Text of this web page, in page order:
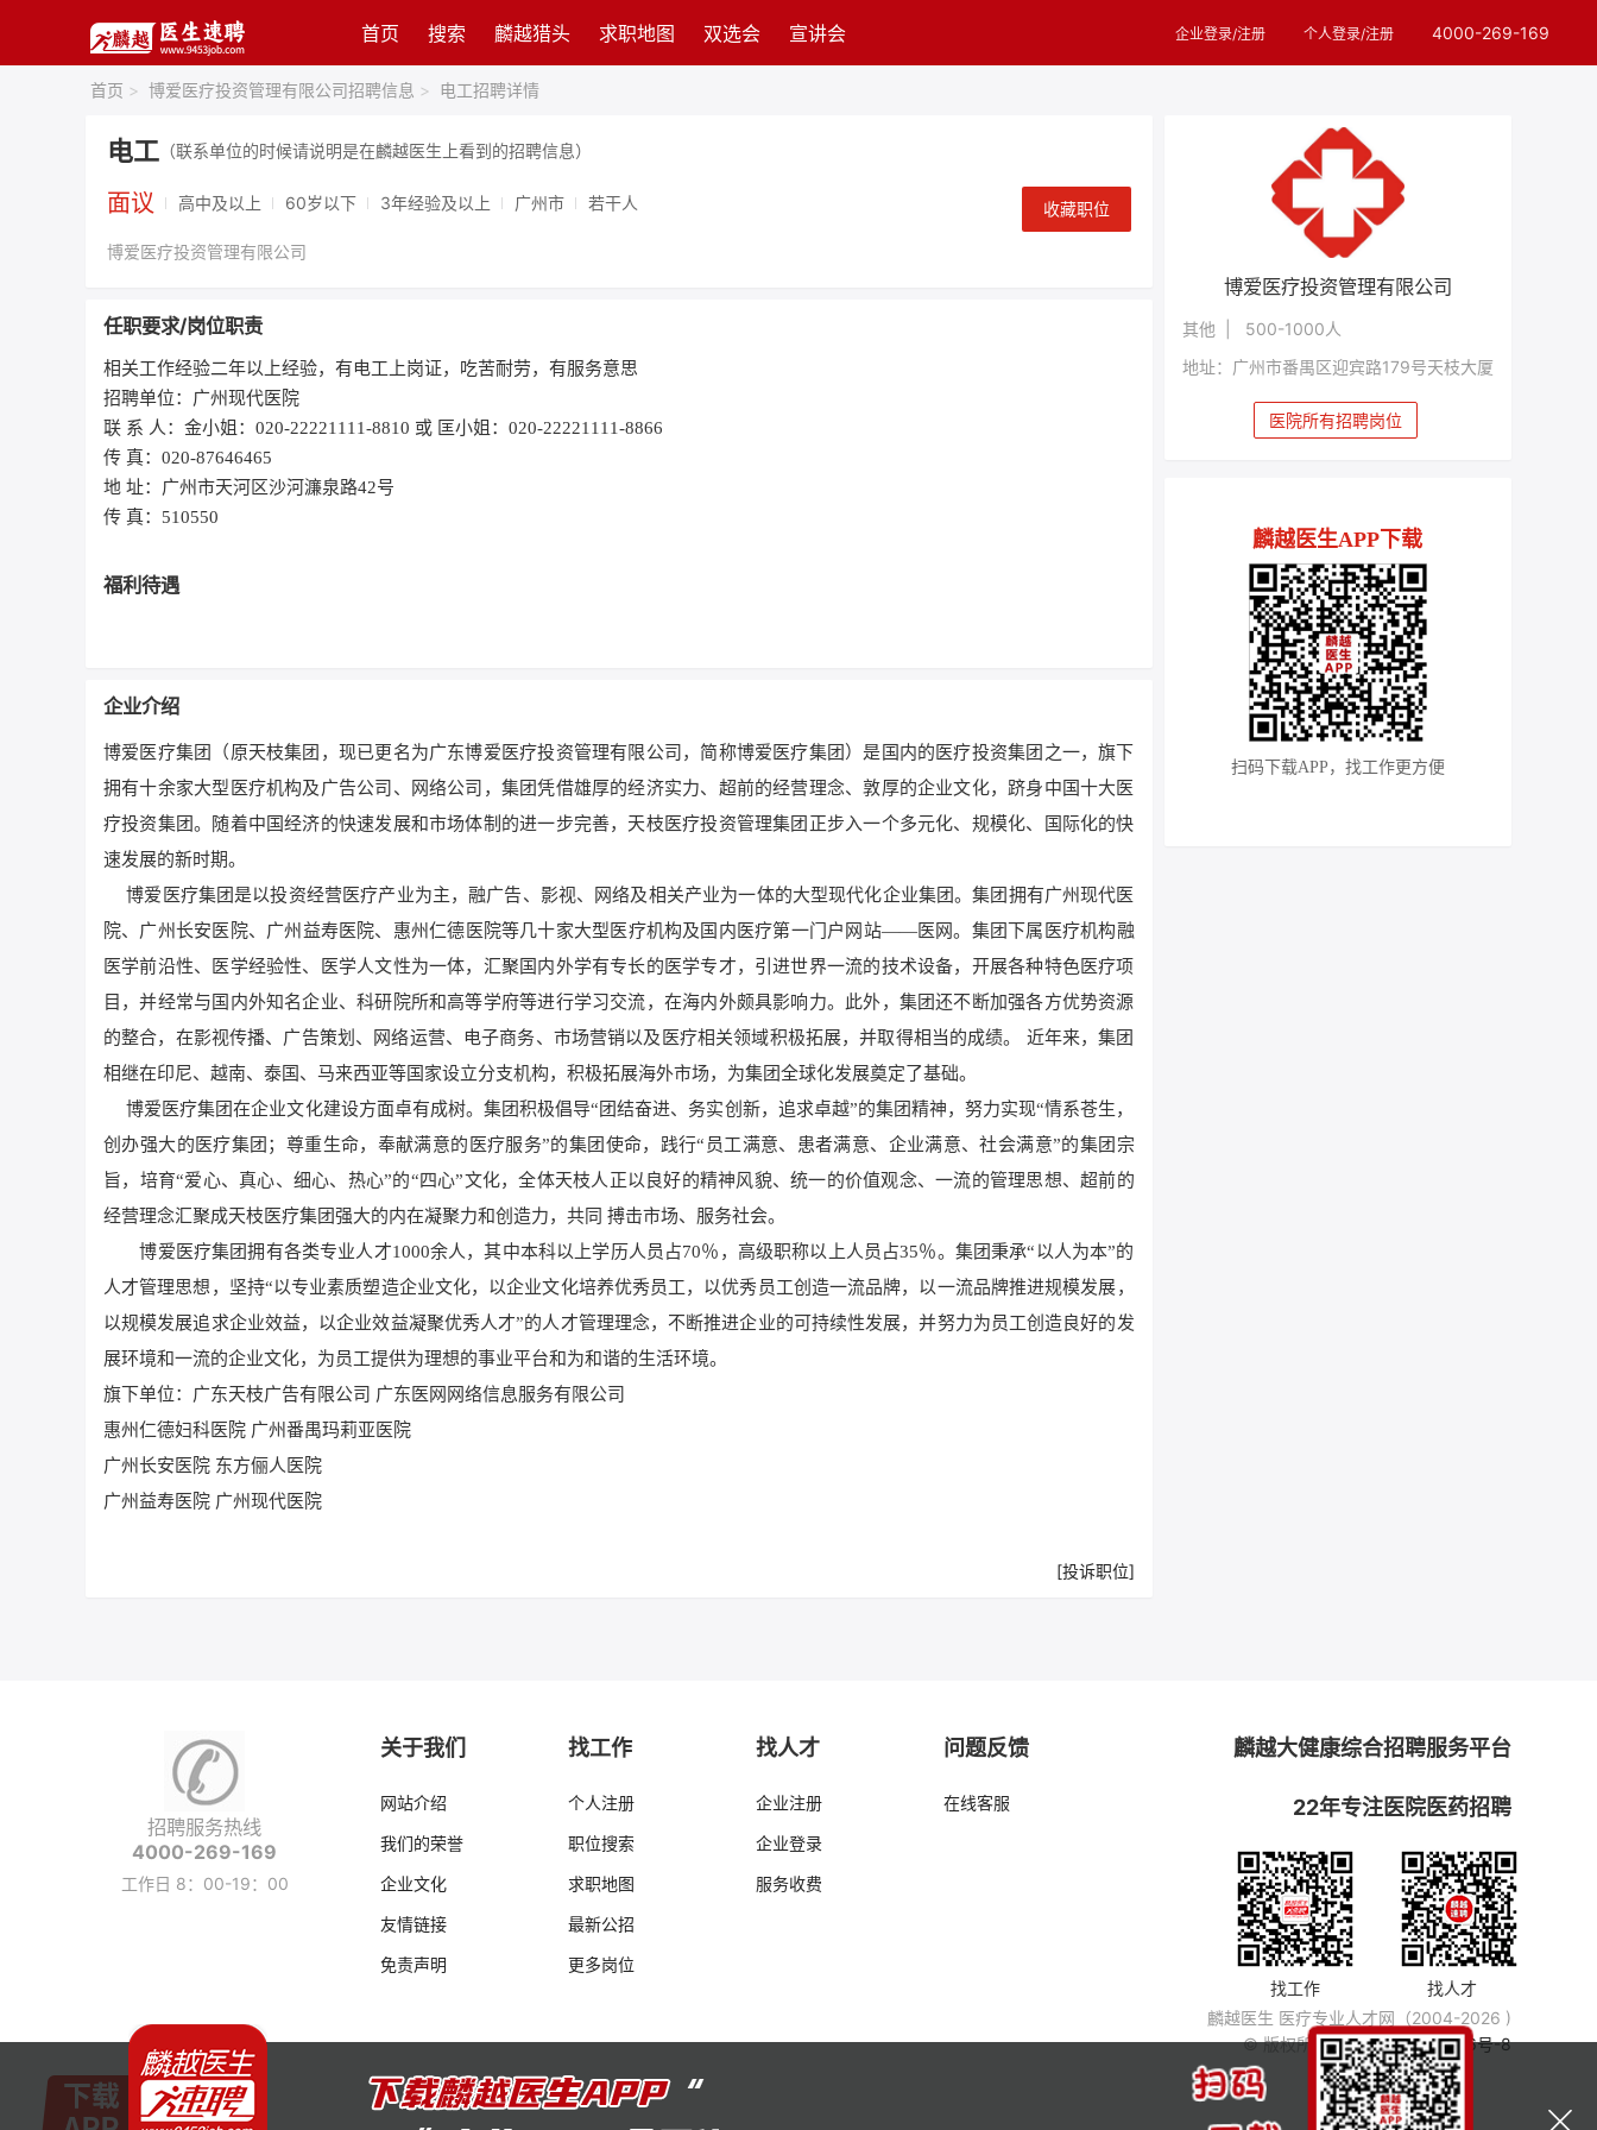
首页 搜索 麟越猎头 求职地图 双选会 宣讲会 企业登录/注册 个人登录/注册 4000-269-169
首页 > 博爱医疗投资管理有限公司招聘信息 > 电工招聘详情
电工 （联系单位的时候请说明是在麟越医生上看到的招聘信息）
面议 高中及以上 60岁以下 3年经验及以上 广州市 若干人
博爱医疗投资管理有限公司
收藏职位
任职要求/岗位职责
相关工作经验二年以上经验，有电工上岗证，吃苦耐劳，有服务意思
招聘单位：广州现代医院
联 系 人：金小姐：020-22221111-8810 或 匡小姐：020-22221111-8866
传 真：020-87646465
地 址：广州市天河区沙河濂泉路42号
传 真：510550
福利待遇
企业介绍
博爱医疗集团（原天枝集团，现已更名为广东博爱医疗投资管理有限公司，简称博爱医疗集团）是国内的医疗投资集团之一，旗下
拥有十余家大型医疗机构及广告公司、网络公司，集团凭借雄厚的经济实力、超前的经营理念、敦厚的企业文化，跻身中国十大医
疗投资集团。随着中国经济的快速发展和市场体制的进一步完善，天枝医疗投资管理集团正步入一个多元化、规模化、国际化的快
速发展的新时期。
博爱医疗集团是以投资经营医疗产业为主，融广告、影视、网络及相关产业为一体的大型现代化企业集团。集团拥有广州现代医
院、广州长安医院、广州益寿医院、惠州仁德医院等几十家大型医疗机构及国内医疗第一门户网站——医网。集团下属医疗机构融
医学前沿性、医学经验性、医学人文性为一体，汇聚国内外学有专长的医学专才，引进世界一流的技术设备，开展各种特色医疗项
目，并经常与国内外知名企业、科研院所和高等学府等进行学习交流，在海内外颇具影响力。此外，集团还不断加强各方优势资源
的整合，在影视传播、广告策划、网络运营、电子商务、市场营销以及医疗相关领域积极拓展，并取得相当的成绩。 近年来，集团
相继在印尼、越南、泰国、马来西亚等国家设立分支机构，积极拓展海外市场，为集团全球化发展奠定了基础。
博爱医疗集团在企业文化建设方面卓有成树。集团积极倡导“团结奋进、务实创新，追求卓越”的集团精神，努力实现“情系苍生，
创办强大的医疗集团；尊重生命，奉献满意的医疗服务”的集团使命，践行“员工满意、患者满意、企业满意、社会满意”的集团宗
旨，培育“爱心、真心、细心、热心”的“四心”文化，全体天枝人正以良好的精神风貌、统一的价值观念、一流的管理思想、超前的
经营理念汇聚成天枝医疗集团强大的内在凝聚力和创造力，共同 搏击市场、服务社会。
博爱医疗集团拥有各类专业人才1000余人，其中本科以上学历人员占70％，高级职称以上人员占35％。集团秉承“以人为本”的
人才管理思想，坚持“以专业素质塑造企业文化，以企业文化培养优秀员工，以优秀员工创造一流品牌，以一流品牌推进规模发展，
以规模发展追求企业效益，以企业效益凝聚优秀人才”的人才管理理念，不断推进企业的可持续性发展，并努力为员工创造良好的发
展环境和一流的企业文化，为员工提供为理想的事业平台和为和谐的生活环境。
旗下单位：广东天枝广告有限公司 广东医网网络信息服务有限公司
惠州仁德妇科医院 广州番禺玛莉亚医院
广州长安医院 东方俪人医院
广州益寿医院 广州现代医院
[投诉职位]
博爱医疗投资管理有限公司
其他 | 500-1000人
地址：广州市番禺区迎宾路179号天枝大厦
医院所有招聘岗位
麟越医生APP下载
扫码下载APP，找工作更方便
招聘服务热线
4000-269-169
工作日 8：00-19：00
关于我们
网站介绍
我们的荣誉
企业文化
友情链接
免责声明
找工作
个人注册
职位搜索
求职地图
最新公招
更多岗位
找人才
企业注册
企业登录
服务收费
问题反馈
在线客服
麟越大健康综合招聘服务平台
22年专注医院医药招聘
找人才
找工作
麟越医生 医疗专业人才网（2004-2026 )
© 版权所有粤ICP备14007846号-8